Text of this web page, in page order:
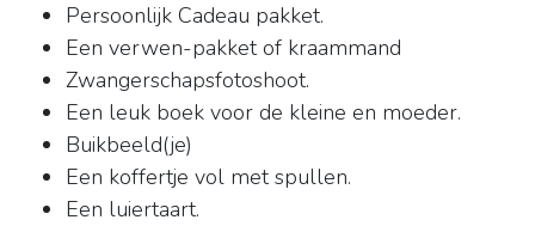
Persoonlijk Cadeau pakket.
Een verwen-pakket of kraammand​
Zwangerschapsfotoshoot.
Een leuk boek voor de kleine en moeder.
Buikbeeld(je)
Een koffertje vol met spullen.
Een luiertaart.